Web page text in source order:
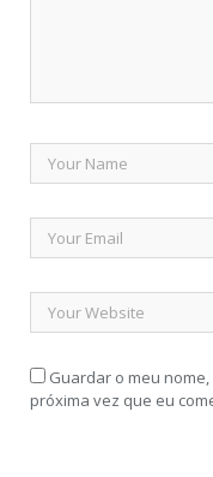
Guardar o meu
próxima vez que eu